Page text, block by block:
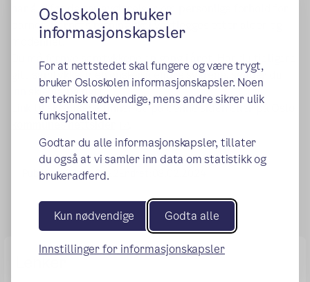
Osloskolen bruker
informasjonskapsler
For at nettstedet skal fungere og være trygt,
bruker Osloskolen informasjonskapsler. Noen
er teknisk nødvendige, mens andre sikrer ulik
funksjonalitet.
Godtar du alle informasjonskapsler, tillater
du også at vi samler inn data om statistikk og
brukeradferd.
Kun nødvendige Godta alle
Innstillinger for informasjonskapsler
har å si før de tar avgjørelser om personlige forhold for
barnet. Barnets mening skal vektlegges etter alder og
modenhet.
Du må fornye samtykkene en gang i året. Har du tidligere
gitt samtykke, men ønsker å endre svarene, sender du
inn skjema på nytt.
Link til skjemaene finner du på denne siden eller på
kommunes nettsider
Publisert:23.08.2022